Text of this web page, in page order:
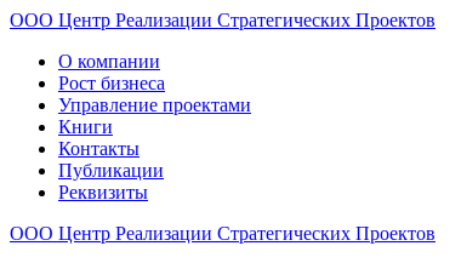
ООО Центр Реализации Стратегических Проектов
О компании
Рост бизнеса
Управление проектами
Книги
Контакты
Публикации
Реквизиты
ООО Центр Реализации Стратегических Проектов